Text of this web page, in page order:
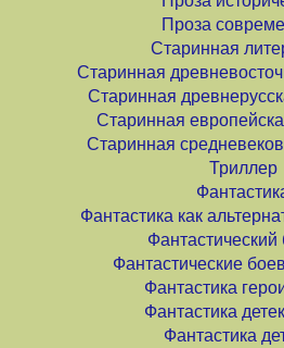
Проза
Старинная
Старинная
Старинная
Старинная
Старинная
Триллер
Фантастика как
Фантастический
Фантастические
Фантастика
Фантастика
Фантастика